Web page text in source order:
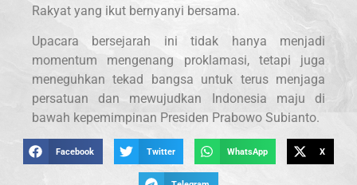
Rakyat yang ikut bernyanyi bersama.
Upacara bersejarah ini tidak hanya menjadi
momentum mengenang proklamasi, tetapi juga
meneguhkan tekad bangsa untuk terus menjaga
persatuan dan mewujudkan Indonesia maju di
bawah kepemimpinan Presiden Prabowo Subianto.
Facebook Twitter WhatsApp X